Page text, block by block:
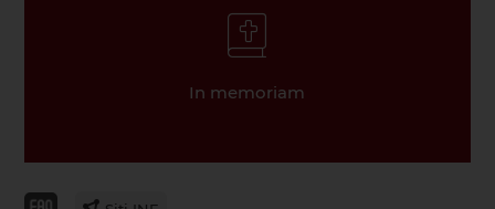
In memoriam